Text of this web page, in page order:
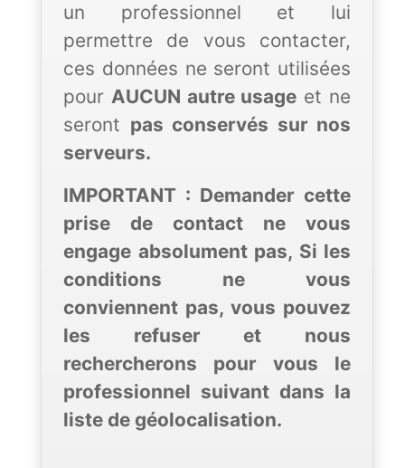
un professionnel et lui
permettre de vous contacter,
ces données ne seront utilisées
pour AUCUN autre usage et ne
seront pas conservés sur nos
serveurs.
IMPORTANT : Demander cette
prise de contact ne vous
engage absolument pas, Si les
conditions ne vous
conviennent pas, vous pouvez
les refuser et nous
rechercherons pour vous le
professionnel suivant dans la
liste de géolocalisation.